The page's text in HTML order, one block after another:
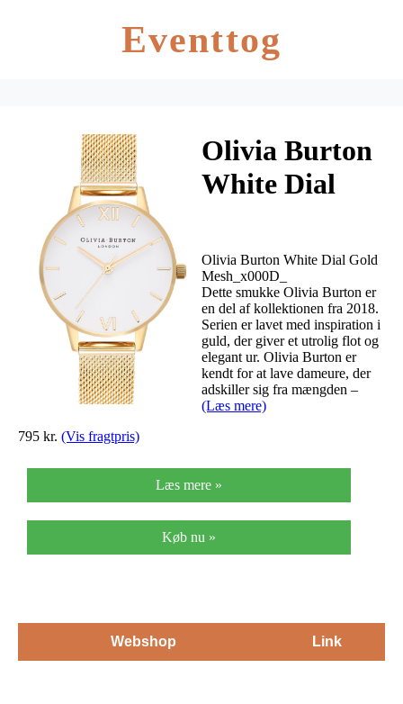
Eventtog
Olivia Burton
White Dial
Olivia Burton White Dial Gold
Mesh_x000D_
Dette smukke Olivia Burton er
en del af kollektionen fra 2018.
Serien er lavet med inspiration i
guld, der giver et utrolig flot og
elegant ur. Olivia Burton er
kendt for at lave dameure, der
adskiller sig fra mængden –
(Læs mere)
795 kr. (Vis fragtpris)
Læs mere »
Køb nu »
Webshop Link